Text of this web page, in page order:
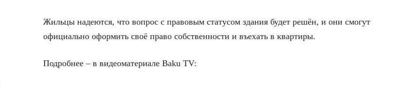
Жильцы надеются, что вопрос с правовым статусом здания будет решён, и они смогут
официально оформить своё право собственности и въехать в квартиры.
Подробнее – в видеоматериале Baku TV: